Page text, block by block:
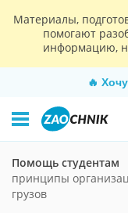
Материалы,
помогают
информацию,
🔥
Помощь студентам
принципы
грузов